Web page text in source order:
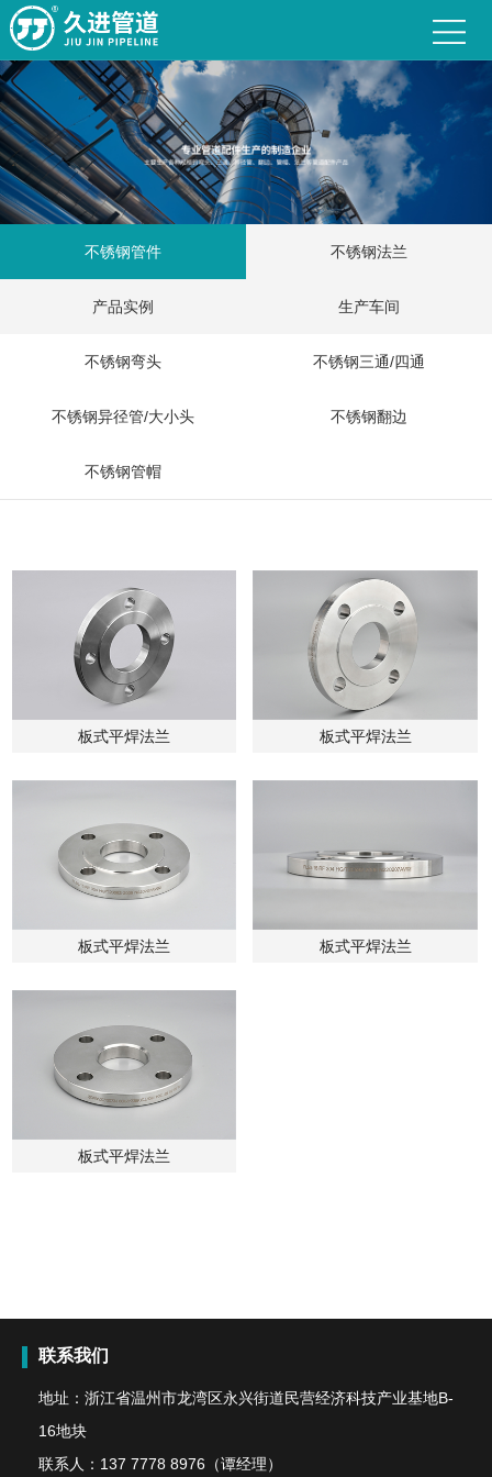
不锈钢管件
不锈钢弯头 不锈钢三通/四通
不锈钢异径管/大小头 不锈钢翻边
不锈钢管帽
不锈钢法兰
产品实例 生产车间
板式平焊法兰 板式平焊法兰
板式平焊法兰 板式平焊法兰
板式平焊法兰
联系我们
地址：浙江省温州市龙湾区永兴街道民营经济科技产业基地B-
16地块
联系人： 137 7778 8976（谭经理）